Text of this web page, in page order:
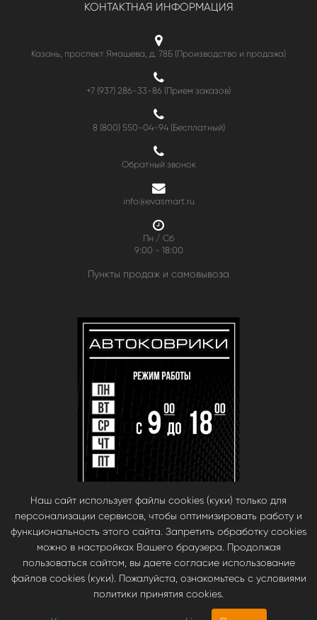
КОНТАКТНАЯ ИНФОРМАЦИЯ
Казань, проспект Ямашева, д. 78Б (Производство и продажа)
+7 (937) 286-33-86 (Прием заказов)
8 (800) 550-04-94(Бесплатный)
Обратный звонок
info@evasmart.ru
Пн / Сб
9:00 - 18:00
Пункты продаж и самовывоза
© babara 2014. При публикации материалов с сайта, ссылка на сайт
Инновационные автомобильные ЭВА коврики EVA Smart —
Наш сайт использует файлы cookies (куки) только для
персонализации сервисов, чтобы оптимизировать работу и
функциональность этого сайта. Запретить обработку cookies
можно в настройках Вашего браузера. Продолжая
пользоваться сайтом, вы даете согласие использование
файлов cookies (куки). Пожалуйста, ознакомьтесь с условиями
политики принятия cookies.